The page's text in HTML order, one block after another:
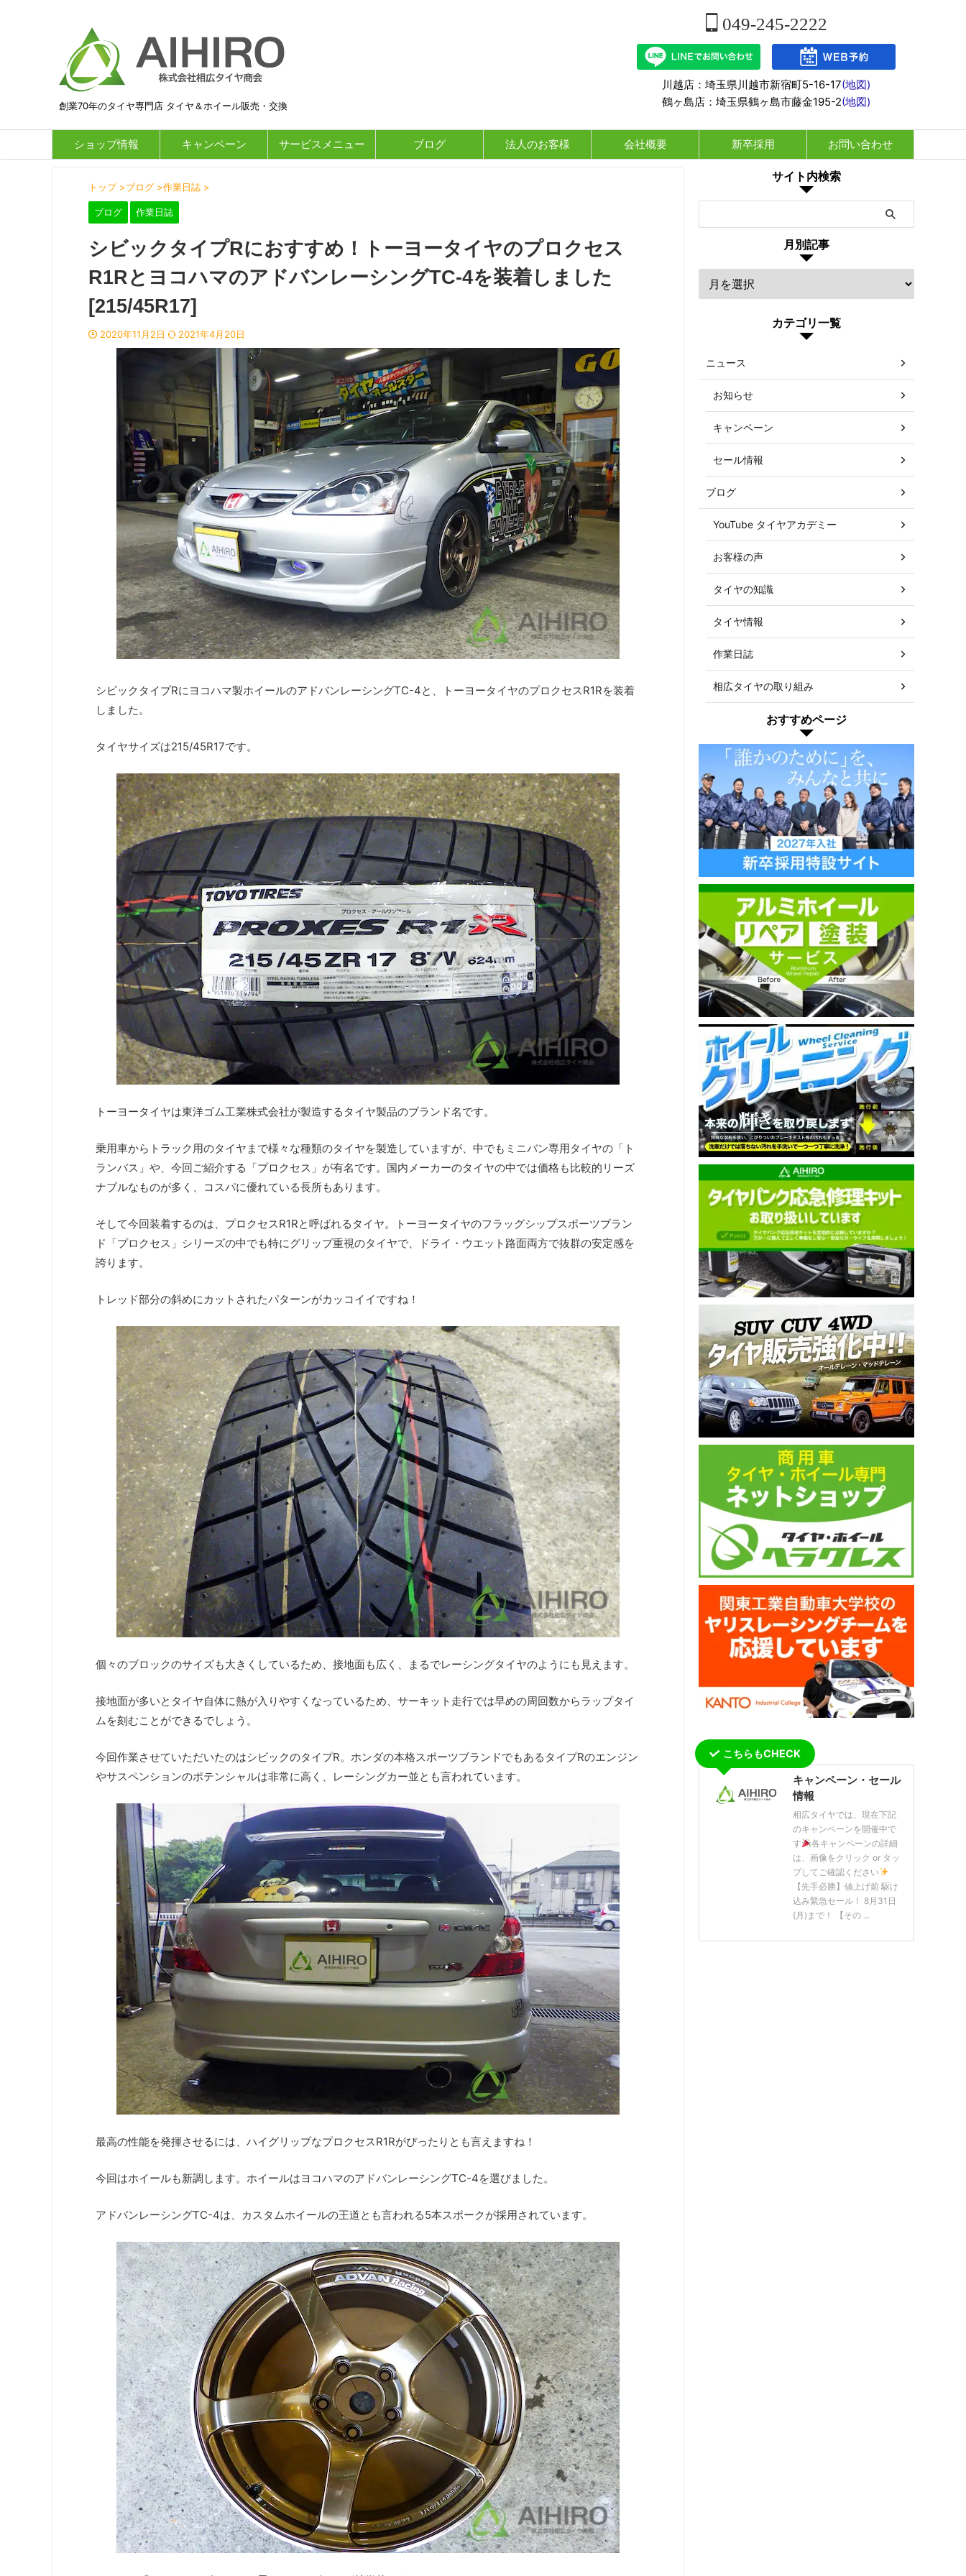
創業70年のタイヤ専門店 タイヤ＆ホイール販売・交換
049-245-2222
川越店：埼玉県川越市新宿町5-16-17(地図)
鶴ヶ島店：埼玉県鶴ヶ島市藤金195-2(地図)
ショップ情報 キャンペーン サービスメニュー ブログ 法人のお客様 会社概要 新卒採用 お問い合わせ
トップ >ブログ >作業日誌 >
ブログ 作業日誌
シビックタイプRにおすすめ！トーヨータイヤのプロクセス
R1RとヨコハマのアドバンレーシングTC-4を装着しました
[215/45R17]
2020年11月2日 2021年4月20日
シビックタイプRにヨコハマ製ホイールのアドバンレーシングTC-4と、トーヨータイヤのプロクセスR1Rを装着
しました。
タイヤサイズは215/45R17です。
トーヨータイヤは東洋ゴム工業株式会社が製造するタイヤ製品のブランド名です。
乗用車からトラック用のタイヤまで様々な種類のタイヤを製造していますが、中でもミニバン専用タイヤの「ト
ランバス」や、今回ご紹介する「プロクセス」が有名です。国内メーカーのタイヤの中では価格も比較的リーズ
ナブルなものが多く、コスパに優れている長所もあります。
そして今回装着するのは、プロクセスR1Rと呼ばれるタイヤ。トーヨータイヤのフラッグシップスポーツブラン
ド「プロクセス」シリーズの中でも特にグリップ重視のタイヤで、ドライ・ウエット路面両方で抜群の安定感を
誇ります。
トレッド部分の斜めにカットされたパターンがカッコイイですね！
個々のブロックのサイズも大きくしているため、接地面も広く、まるでレーシングタイヤのようにも見えます。
接地面が多いとタイヤ自体に熱が入りやすくなっているため、サーキット走行では早めの周回数からラップタイ
ムを刻むことができるでしょう。
今回作業させていただいたのはシビックのタイプR。ホンダの本格スポーツブランドでもあるタイプRのエンジン
やサスペンションのポテンシャルは非常に高く、レーシングカー並とも言われています。
最高の性能を発揮させるには、ハイグリップなプロクセスR1Rがぴったりとも言えますね！
今回はホイールも新調します。ホイールはヨコハマのアドバンレーシングTC-4を選びました。
アドバンレーシングTC-4は、カスタムホイールの王道とも言われる5本スポークが採用されています。
サイト内検索
月別記事
カテゴリ一覧
ニュース
お知らせ
キャンペーン
セール情報
ブログ
YouTube タイヤアカデミー
お客様の声
タイヤの知識
タイヤ情報
作業日誌
相広タイヤの取り組み
おすすめページ
こちらもCHECK
キャンペーン・セール
情報
相広タイヤでは、現在下記
のキャンペーンを開催中で
す
各キャンペーンの詳細
は、画像をクリック or タッ
プしてご確認ください
【先手必勝】値上げ前 駆け
込み緊急セール！ 8月31日
(月)まで！ 【その ...